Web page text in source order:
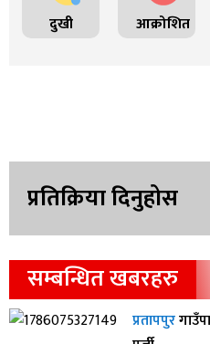
दुखी आक्रोशित
प्रतिक्रिया दिनुहोस
सम्बन्धित खबरहरु
प्रतापपुर